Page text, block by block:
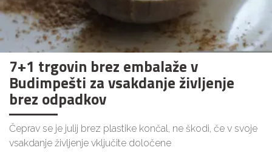
7+1 trgovin brez embalaže v
Budimpešti za vsakdanje življenje
brez odpadkov
Čeprav se je julij brez plastike končal, ne škodi, če v svoje
vsakdanje življenje vključite določene